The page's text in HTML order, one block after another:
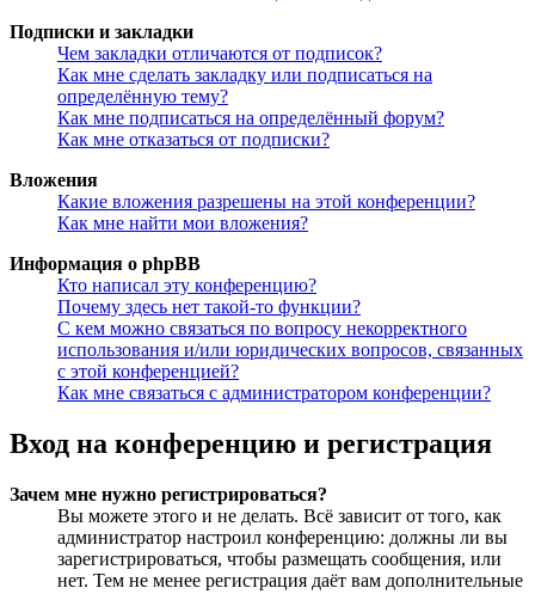
Подписки и закладки
Чем закладки отличаются от подписок?
Как мне сделать закладку или подписаться на
определённую тему?
Как мне подписаться на определённый форум?
Как мне отказаться от подписки?
Вложения
Какие вложения разрешены на этой конференции?
Как мне найти мои вложения?
Информация о phpBB
Кто написал эту конференцию?
Почему здесь нет такой-то функции?
С кем можно связаться по вопросу некорректного
использования и/или юридических вопросов, связанных
с этой конференцией?
Как мне связаться с администратором конференции?
Вход на конференцию и регистрация
Зачем мне нужно регистрироваться?
Вы можете этого и не делать. Всё зависит от того, как
администратор настроил конференцию: должны ли вы
зарегистрироваться, чтобы размещать сообщения, или
нет. Тем не менее регистрация даёт вам дополнительные